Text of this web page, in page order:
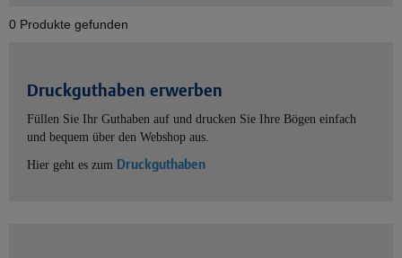
0 Produkte gefunden
Druckguthaben erwerben
Füllen Sie Ihr Guthaben auf und drucken Sie Ihre Bögen einfach
und bequem über den Webshop aus.
Hier geht es zum Druckguthaben